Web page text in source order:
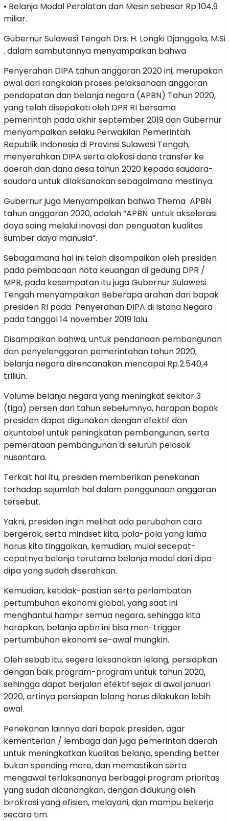
• Belanja Modal Peralatan dan Mesin sebesar Rp 104,9
miliar.
Gubernur Sulawesi Tengah Drs. H. Longki Djanggola, M.Si
. dalam sambutannya menyampaikan bahwa
Penyerahan DIPA tahun anggaran 2020 ini, merupakan
awal dari rangkaian proses pelaksanaan anggaran
pendapatan dan belanja negara (APBN) Tahun 2020,
yang telah disepakati oleh DPR RI bersama
pemerintah pada akhir september 2019 dan Gubernur
menyampaikan selaku Perwakilan Pemerintah
Republik Indonesia di Provinsi Sulawesi Tengah,
menyerahkan DIPA serta alokasi dana transfer ke
daerah dan dana desa tahun 2020 kepada saudara-
saudara untuk dilaksanakan sebagaimana mestinya.
Gubernur juga Menyampaikan bahwa Thema APBN
tahun anggaran 2020, adalah “APBN untuk akselerasi
daya saing melalui inovasi dan penguatan kualitas
sumber daya manusia”.
Sebagaimana hal ini telah disampaikan oleh presiden
pada pembacaan nota keuangan di gedung DPR /
MPR, pada kesempatan itu juga Gubernur Sulawesi
Tengah menyampaikan Beberapa arahan dari bapak
presiden RI pada Penyerahan DIPA di Istana Negara
pada tanggal 14 november 2019 lalu :
Disampaikan bahwa, untuk pendanaan pembangunan
dan penyelenggaran pemerintahan tahun 2020,
belanja negara direncanakan mencapai Rp.2.540,4
triliun.
Volume belanja negara yang meningkat sekitar 3
(tiga) persen dari tahun sebelumnya, harapan bapak
presiden dapat digunakan dengan efektif dan
akuntabel untuk peningkatan pembangunan, serta
pemerataan pembangunan di seluruh pelosok
nusantara.
Terkait hal itu, presiden memberikan penekanan
terhadap sejumlah hal dalam penggunaan anggaran
tersebut.
Yakni, presiden ingin melihat ada perubahan cara
bergerak, serta mindset kita, pola-pola yang lama
harus kita tinggalkan, kemudian, mulai secepat-
cepatnya belanja terutama belanja modal dari dipa-
dipa yang sudah diserahkan.
Kemudian, ketidak-pastian serta perlambatan
pertumbuhan ekonomi global, yang saat ini
menghantui hampir semua negara, sehingga kita
harapkan, belanja apbn ini bisa men-trigger
pertumbuhan ekonomi se-awal mungkin.
Oleh sebab itu, segera laksanakan lelang, persiapkan
dengan baik program-program untuk tahun 2020,
sehingga dapat berjalan efektif sejak di awal januari
2020, artinya persiapan lelang harus dilakukan lebih
awal.
Penekanan lainnya dari bapak presiden, agar
kementerian / lembaga dan juga pemerintah daerah
untuk meningkatkan kualitas belanja, spending better
bukan spending more, dan memastikan serta
mengawal terlaksananya berbagai program prioritas
yang sudah dicanangkan, dengan didukung oleh
birokrasi yang efisien, melayani, dan mampu bekerja
secara tim.